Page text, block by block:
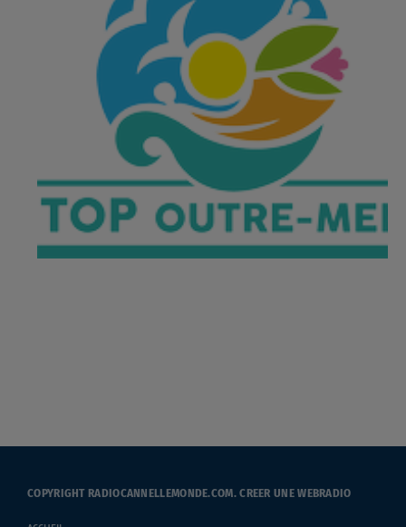
COPYRIGHT RADIOCANNELLEMONDE.COM.CREER UNE WEBRADIO